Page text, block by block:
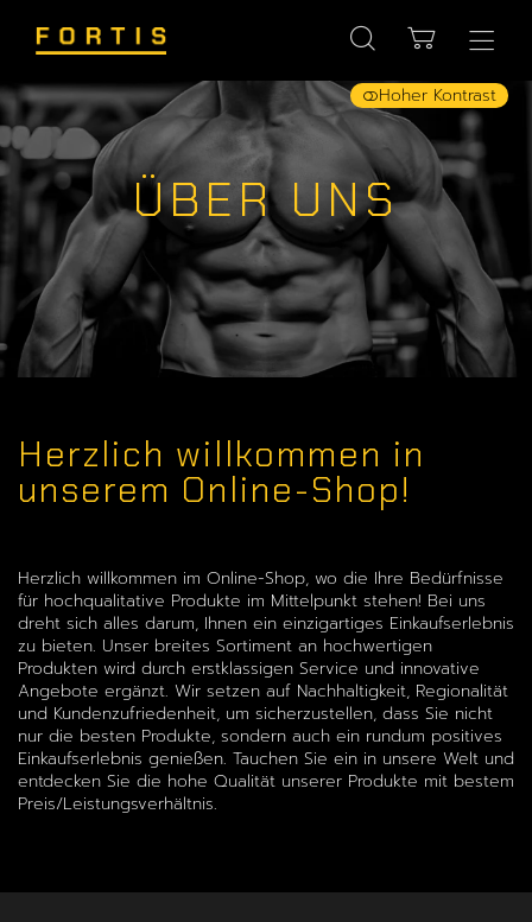
Hoher Kontrast
ÜBER UNS
Herzlich willkommen in
unserem Online-Shop!
Herzlich willkommen im Online-Shop, wo die Ihre Bedürfnisse
für hochqualitative Produkte im Mittelpunkt stehen! Bei uns
dreht sich alles darum, Ihnen ein einzigartiges Einkaufserlebnis
zu bieten. Unser breites Sortiment an hochwertigen
Produkten wird durch erstklassigen Service und innovative
Angebote ergänzt. Wir setzen auf Nachhaltigkeit, Regionalität
und Kundenzufriedenheit, um sicherzustellen, dass Sie nicht
nur die besten Produkte, sondern auch ein rundum positives
Einkaufserlebnis genießen. Tauchen Sie ein in unsere Welt und
entdecken Sie die hohe Qualität unserer Produkte mit bestem
Preis/Leistungsverhältnis.